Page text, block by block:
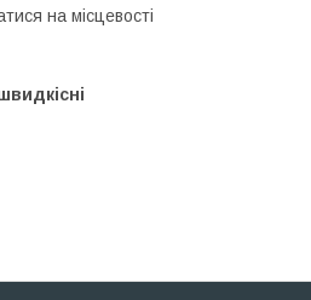
на місцевості